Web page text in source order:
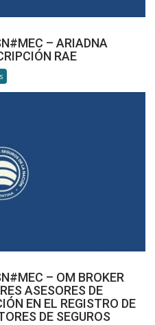
– ARIADNA
RAE
– OM BROKER
ASESORES DE
EN EL REGISTRO DE
DE SEGUROS